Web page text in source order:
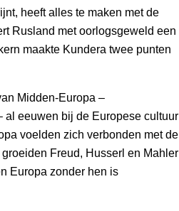
heeft alles te maken met de
Rusland met oorlogsgeweld een
maakte Kundera twee punten
Midden-Europa –
eeuwen bij de Europese cultuur
voelden zich verbonden met de
Freud, Husserl en Mahler
Europa zonder hen is